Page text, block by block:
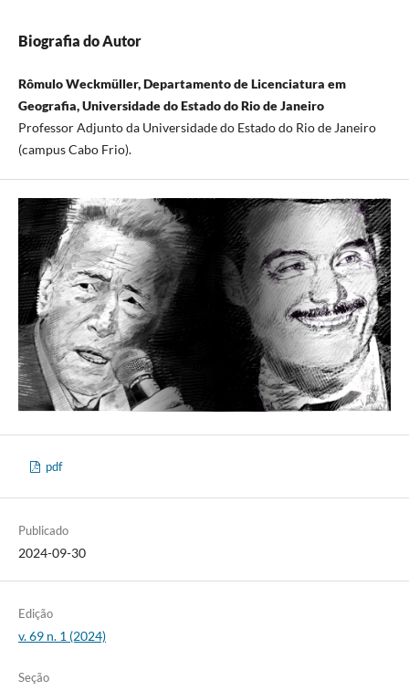
Biografia do Autor
Rômulo Weckmüller, Departamento de Licenciatura em
Geografia, Universidade do Estado do Rio de Janeiro
Professor Adjunto da Universidade do Estado do Rio de Janeiro
(campus Cabo Frio).
pdf
Publicado
2024-09-30
Edição
v. 69 n. 1 (2024)
Seção